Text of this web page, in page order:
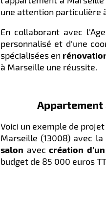
une attention particulière
En collaborant avec
personnalisé et d'une
spécialisées en
à Marseille une réussite.
Appartement
Voici un exemple de
Marseille (13008) avec
salon avec création
budget de 85 000 euros